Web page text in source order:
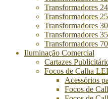
Transformadores
Transformadores
Transformadores
Transformadores
Transformadores
Iluminação Comercial
Cartazes
Focos de Calha
Acessórios
Focos de